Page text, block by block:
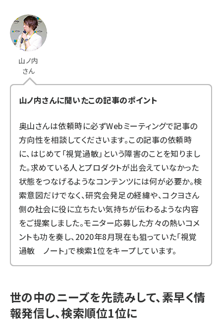
山ノ内
さん
山ノ内さんに聞いたこの記事のポイント
奥山さんは依頼時に必ずWebミーティングで記事の
方向性を相談してくださいます。この記事の依頼時
に、はじめて「視覚過敏」という障害のことを知りまし
た。求めている人とプロダクトが出会えていなかった
状態をつなげるようなコンテンツには何が必要か。検
索意図だけでなく、研究会発足の経緯や、コクヨさん
側の社会に役に立ちたい気持ちが伝わるような内容
をご提案しました。モニター応募した方々の熱いコメ
ントも功を奏し、2020年8月現在も狙っていた「視覚
過敏 ノート」で検索1位をキープしています。
世の中のニーズを先読みして、素早く情
報発信し、検索順位1位に